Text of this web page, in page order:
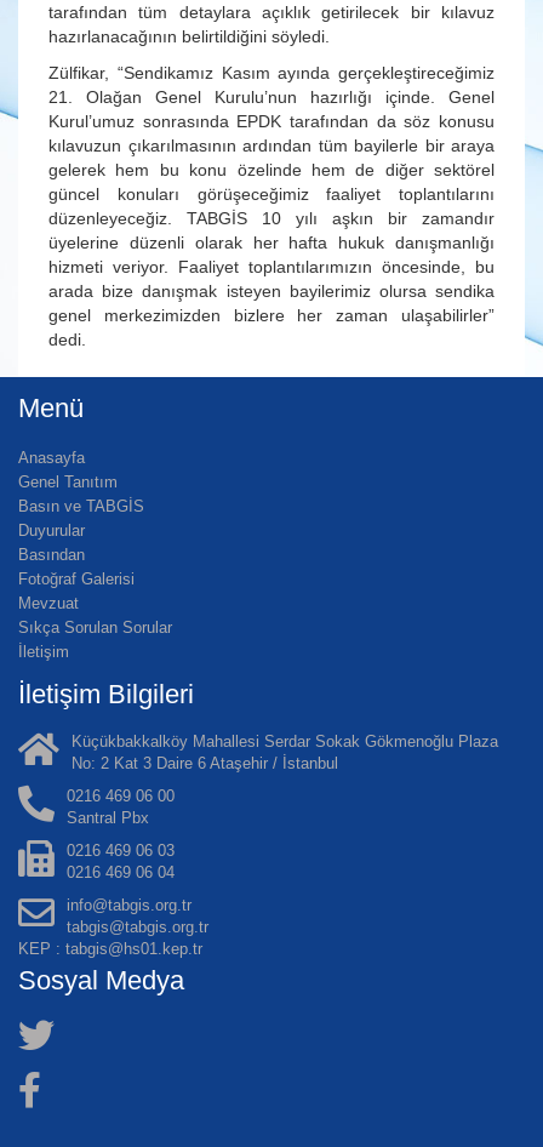
tarafından tüm detaylara açıklık getirilecek bir kılavuz
hazırlanacağının belirtildiğini söyledi.
Zülfikar, “Sendikamız Kasım ayında gerçekleştireceğimiz
21. Olağan Genel Kurulu’nun hazırlığı içinde. Genel
Kurul’umuz sonrasında EPDK tarafından da söz konusu
kılavuzun çıkarılmasının ardından tüm bayilerle bir araya
gelerek hem bu konu özelinde hem de diğer sektörel
güncel konuları görüşeceğimiz faaliyet toplantılarını
düzenleyeceğiz. TABGİS 10 yılı aşkın bir zamandır
üyelerine düzenli olarak her hafta hukuk danışmanlığı
hizmeti veriyor. Faaliyet toplantılarımızın öncesinde, bu
arada bize danışmak isteyen bayilerimiz olursa sendika
genel merkezimizden bizlere her zaman ulaşabilirler”
dedi.
Menü
Anasayfa
Genel Tanıtım
Basın ve TABGİS
Duyurular
Basından
Fotoğraf Galerisi
Mevzuat
Sıkça Sorulan Sorular
İletişim
İletişim Bilgileri
Küçükbakkalköy Mahallesi Serdar Sokak Gökmenoğlu Plaza
No: 2 Kat 3 Daire 6 Ataşehir / İstanbul
0216 469 06 00
Santral Pbx
0216 469 06 03
0216 469 06 04
info@tabgis.org.tr
tabgis@tabgis.org.tr
KEP : tabgis@hs01.kep.tr
Sosyal Medya